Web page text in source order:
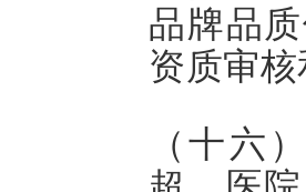
品牌品
资质审
（十六